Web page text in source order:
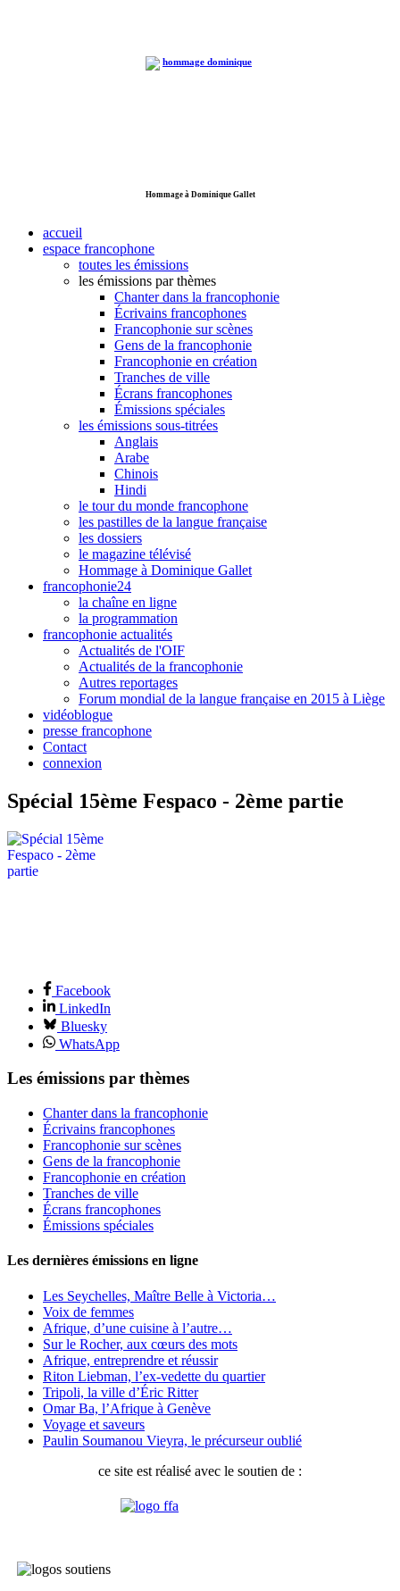
Hommage à Dominique Gallet
accueil
espace francophone
toutes les émissions
les émissions par thèmes
Chanter dans la francophonie
Écrivains francophones
Francophonie sur scènes
Gens de la francophonie
Francophonie en création
Tranches de ville
Écrans francophones
Émissions spéciales
les émissions sous-titrées
Anglais
Arabe
Chinois
Hindi
le tour du monde francophone
les pastilles de la langue française
les dossiers
le magazine télévisé
Hommage à Dominique Gallet
francophonie24
la chaîne en ligne
la programmation
francophonie actualités
Actualités de l'OIF
Actualités de la francophonie
Autres reportages
Forum mondial de la langue française en 2015 à Liège
vidéoblogue
presse francophone
Contact
connexion
Spécial 15ème Fespaco - 2ème partie
Facebook
LinkedIn
Bluesky
WhatsApp
Les émissions par thèmes
Chanter dans la francophonie
Écrivains francophones
Francophonie sur scènes
Gens de la francophonie
Francophonie en création
Tranches de ville
Écrans francophones
Émissions spéciales
Les dernières émissions en ligne
Les Seychelles, Maître Belle à Victoria…
Voix de femmes
Afrique, d’une cuisine à l’autre…
Sur le Rocher, aux cœurs des mots
Afrique, entreprendre et réussir
Riton Liebman, l’ex-vedette du quartier
Tripoli, la ville d’Éric Ritter
Omar Ba, l’Afrique à Genève
Voyage et saveurs
Paulin Soumanou Vieyra, le précurseur oublié
ce site est réalisé avec le soutien de :